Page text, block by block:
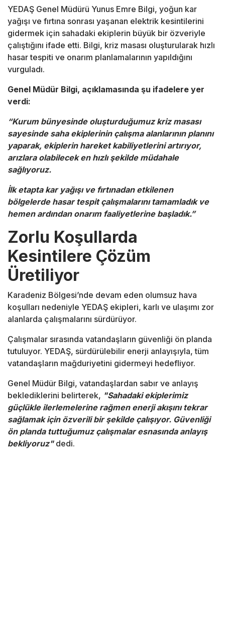
YEDAŞ Genel Müdürü Yunus Emre Bilgi, yoğun kar
yağışı ve fırtına sonrası yaşanan elektrik kesintilerini
gidermek için sahadaki ekiplerin büyük bir özveriyle
çalıştığını ifade etti. Bilgi, kriz masası oluşturularak hızlı
hasar tespiti ve onarım planlamalarının yapıldığını
vurguladı.
Genel Müdür Bilgi, açıklamasında şu ifadelere yer
verdi:
“Kurum bünyesinde oluşturduğumuz kriz masası
sayesinde saha ekiplerinin çalışma alanlarının planını
yaparak, ekiplerin hareket kabiliyetlerini artırıyor,
arızlara olabilecek en hızlı şekilde müdahale
sağlıyoruz.
İlk etapta kar yağışı ve fırtınadan etkilenen
bölgelerde hasar tespit çalışmalarını tamamladık ve
hemen ardından onarım faaliyetlerine başladık.”
Zorlu Koşullarda
Kesintilere Çözüm
Üretiliyor
Karadeniz Bölgesi’nde devam eden olumsuz hava
koşulları nedeniyle YEDAŞ ekipleri, karlı ve ulaşımı zor
alanlarda çalışmalarını sürdürüyor.
Çalışmalar sırasında vatandaşların güvenliği ön planda
tutuluyor. YEDAŞ, sürdürülebilir enerji anlayışıyla, tüm
vatandaşların mağduriyetini gidermeyi hedefliyor.
Genel Müdür Bilgi, vatandaşlardan sabır ve anlayış
beklediklerini belirterek, "Sahadaki ekiplerimiz
güçlükle ilerlemelerine rağmen enerji akışını tekrar
sağlamak için özverili bir şekilde çalışıyor. Güvenliği
ön planda tuttuğumuz çalışmalar esnasında anlayış
bekliyoruz" dedi.